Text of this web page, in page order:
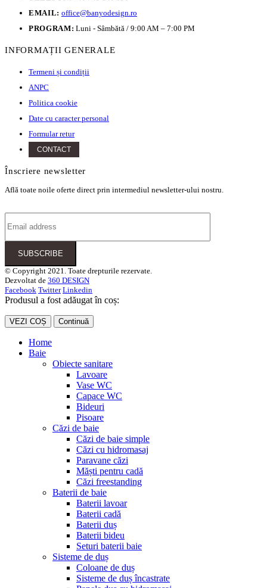
EMAIL: office@banyodesign.ro
PROGRAM: Luni - Sâmbătă / 9:00 AM – 7:00 PM
INFORMAȚII GENERALE
Termeni și condiții
ANPC
Politica cookie
Date cu caracter personal
Formular retur
CONTACT
Înscriere newsletter
Află toate noile oferte direct prin intermediul newsletter-ului nostru.
© Copyright 2021. Toate drepturile rezervate.
Dezvoltat de 360 DESIGN
Facebook Twitter Linkedin
Produsul a fost adăugat în coș:
VEZI COȘ Continuă
Home
Baie
Obiecte sanitare
Lavoare
Vase WC
Capace WC
Bideuri
Pisoare
Căzi de baie
Căzi de baie simple
Căzi cu hidromasaj
Paravane căzi
Măști pentru cadă
Căzi freestanding
Baterii de baie
Baterii lavoar
Baterii cadă
Baterii duș
Baterii bideu
Seturi baterii baie
Sisteme de duș
Coloane de duș
Sisteme de duș încastrate